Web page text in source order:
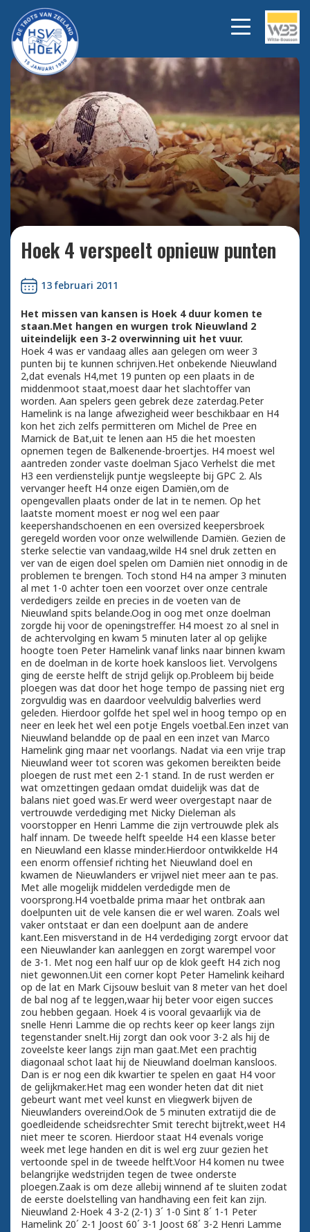
Bekijk alle foto's
Hoek 4 verspeelt opnieuw punten
13 februari 2011
Het missen van kansen is Hoek 4 duur komen te
staan.Met hangen en wurgen trok Nieuwland 2
uiteindelijk een 3-2 overwinning uit het vuur.
Hoek 4 was er vandaag alles aan gelegen om weer 3
punten bij te kunnen schrijven.Het onbekende Nieuwland
2,dat evenals H4,met 19 punten op een plaats in de
middenmoot staat,moest daar het slachtoffer van
worden. Aan spelers geen gebrek deze zaterdag.Peter
Hamelink is na lange afwezigheid weer beschikbaar en H4
kon het zich zelfs permitteren om Michel de Pree en
Marnick de Bat,uit te lenen aan H5 die het moesten
opnemen tegen de Balkenende-broertjes. H4 moest wel
aantreden zonder vaste doelman Sjaco Verhelst die met
H3 een verdienstelijk puntje wegsleepte bij GPC 2. Als
vervanger heeft H4 onze eigen Damiën,om de
opengevallen plaats onder de lat in te nemen. Op het
laatste moment moest er nog wel een paar
keepershandschoenen en een oversized keepersbroek
geregeld worden voor onze welwillende Damiën. Gezien de
sterke selectie van vandaag,wilde H4 snel druk zetten en
ver van de eigen doel spelen om Damiën niet onnodig in de
problemen te brengen. Toch stond H4 na amper 3 minuten
al met 1-0 achter toen een voorzet over onze centrale
verdedigers zeilde en precies in de voeten van de
Nieuwland spits belande.Oog in oog met onze doelman
zorgde hij voor de openingstreffer. H4 moest zo al snel in
de achtervolging en kwam 5 minuten later al op gelijke
hoogte toen Peter Hamelink vanaf links naar binnen kwam
en de doelman in de korte hoek kansloos liet. Vervolgens
ging de eerste helft de strijd gelijk op.Probleem bij beide
ploegen was dat door het hoge tempo de passing niet erg
zorgvuldig was en daardoor veelvuldig balverlies werd
geleden. Hierdoor golfde het spel wel in hoog tempo op en
neer en leek het wel een potje Engels voetbal.Een inzet van
Nieuwland belandde op de paal en een inzet van Marco
Hamelink ging maar net voorlangs. Nadat via een vrije trap
Nieuwland weer tot scoren was gekomen bereikten beide
ploegen de rust met een 2-1 stand. In de rust werden er
wat omzettingen gedaan omdat duidelijk was dat de
balans niet goed was.Er werd weer overgestapt naar de
vertrouwde verdediging met Nicky Dieleman als
voorstopper en Henri Lamme die zijn vertrouwde plek als
half innam. De tweede helft speelde H4 een klasse beter
en Nieuwland een klasse minder.Hierdoor ontwikkelde H4
een enorm offensief richting het Nieuwland doel en
kwamen de Nieuwlanders er vrijwel niet meer aan te pas.
Met alle mogelijk middelen verdedigde men de
voorsprong.H4 voetbalde prima maar het ontbrak aan
doelpunten uit de vele kansen die er wel waren. Zoals wel
vaker ontstaat er dan een doelpunt aan de andere
kant.Een misverstand in de H4 verdediging zorgt ervoor dat
een Nieuwlander kan aanleggen en zorgt warempel voor
de 3-1. Met nog een half uur op de klok geeft H4 zich nog
niet gewonnen.Uit een corner kopt Peter Hamelink keihard
op de lat en Mark Cijsouw besluit van 8 meter van het doel
de bal nog af te leggen,waar hij beter voor eigen succes
zou hebben gegaan. Hoek 4 is vooral gevaarlijk via de
snelle Henri Lamme die op rechts keer op keer langs zijn
tegenstander snelt.Hij zorgt dan ook voor 3-2 als hij de
zoveelste keer langs zijn man gaat.Met een prachtig
diagonaal schot laat hij de Nieuwland doelman kansloos.
Dan is er nog een dik kwartier te spelen en gaat H4 voor
de gelijkmaker.Het mag een wonder heten dat dit niet
gebeurt want met veel kunst en vliegwerk bijven de
Nieuwlanders overeind.Ook de 5 minuten extratijd die de
goedleidende scheidsrechter Smit terecht bijtrekt,weet H4
niet meer te scoren. Hierdoor staat H4 evenals vorige
week met lege handen en dit is wel erg zuur gezien het
vertoonde spel in de tweede helft.Voor H4 komen nu twee
belangrijke wedstrijden tegen de twee onderste
ploegen.Zaak is om deze allebij winnend af te sluiten zodat
de eerste doelstelling van handhaving een feit kan zijn.
Nieuwland 2-Hoek 4 3-2 (2-1) 3´ 1-0 Sint 8´ 1-1 Peter
Hamelink 20´ 2-1 Joost 60´ 3-1 Joost 68´ 3-2 Henri Lamme